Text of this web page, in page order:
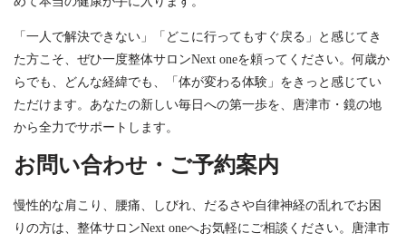
「一人で解決できない」「どこに行ってもすぐ戻る」と感じてき
た方こそ、ぜひ一度整体サロンNext oneを頼ってください。何歳か
らでも、どんな経緯でも、「体が変わる体験」をきっと感じてい
ただけます。あなたの新しい毎日への第一歩を、唐津市・鏡の地
から全力でサポートします。
お問い合わせ・ご予約案内
慢性的な肩こり、腰痛、しびれ、だるさや自律神経の乱れでお困
りの方は、整体サロンNext oneへお気軽にご相談ください。唐津市